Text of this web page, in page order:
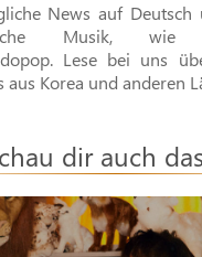
News auf
Musik, wie
. Lese bei uns
aus Korea und anderen
dir auch